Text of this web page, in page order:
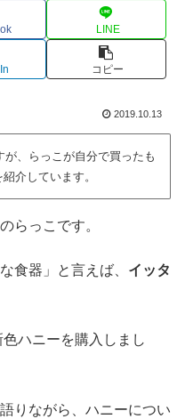
LINE
コピー
2019.10.13
、らっこが自分で買ったも
介しています。
らっこです。
食器」と言えば、 イッタ
ハニーを購入しまし
りながら、ハニーについ